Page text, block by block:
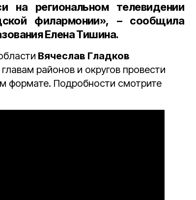
на региональном телевидении
филармонии», – сообщила
Елена Тишина.
Вячеслав Гладков
районов и округов провести
формате. Подробности смотрите